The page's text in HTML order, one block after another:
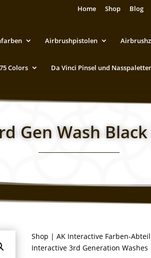
Home Shop Blog
Airbrushpistolen
Colors Da Vinci Pinsel und
Gen Wash
Shop |AK Interactive Farben-
Interactive 3rd Generation Washes